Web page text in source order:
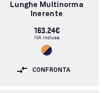
Lunghe Multinorma
Inerente
163.24€
IVA inclusa
CONFRONTA